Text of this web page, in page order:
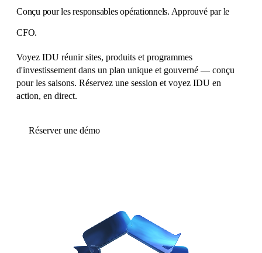
Conçu pour les responsables opérationnels. Approuvé par le
CFO.
Voyez IDU réunir sites, produits et programmes
d'investissement dans un plan unique et gouverné — conçu
pour les saisons. Réservez une session et voyez IDU en
action, en direct.
Réserver une démo